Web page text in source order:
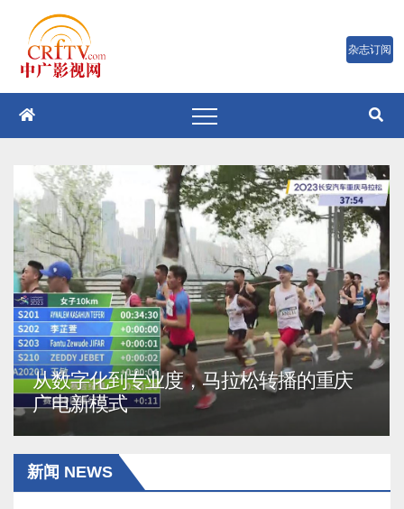
容
沙短片扶持计
从数字化到专业度，马
广电新模式
新闻 NEWS